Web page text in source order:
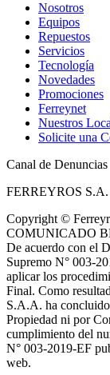
Nosotros
Equipos
Repuestos
Servicios
Tecnología
Novedades
Promociones
Ferreynet
Nuestros
Solicite una
Canal de Denuncias
FERREYROS
Copyright ©
COMUNICADO
De acuerdo con el
Supremo N° 003-
aplicar los
Final. Como
S.A.A. ha
Propiedad ni por
cumplimiento del
N° 003-2019-EF
web.